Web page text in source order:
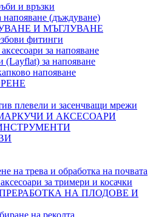
и връзки
напояване (дъждуване)
И МЪГЛУВАНЕ
фитинги
за напояване
(Layflat) за напояване
напояване
плевели и засенчващи мрежи
И АКСЕСОАРИ
на трева и обработка на почвата
за тримери и косачки
НА ПЛОДОВЕ И
на реколта